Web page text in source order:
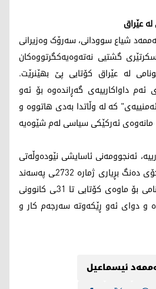
عێراق
ئایاری 2024، محەممەد شیاع سوودانی، سەرۆک وەزیرانی
گشتیی نەتەوەیەکگرتووەکان
لە عێراق کۆتایی پێ بھێنرێت.
داواکارییەی گەڕاندەوە بۆ ئەو
کە لە وڵاتدا بەدی ھاتووە و
مانەوەی ئەرکێکی سیاسی لەم شێوەیە
ئەنجوومەنی ئاسایشی نێودەوڵەتی
لە 31ـی ئایاری 2024 بە کۆی دەنگ بڕیاری ژمارە 2732ـی پەسەند
کرد، کە بە پێی ئەرکی یونامی بۆ ماوەی کۆتایی تا 31ـی کانوونی
و دوای ئەو ڕێکەوتە سەرجەم کار و
ئیسماعیل